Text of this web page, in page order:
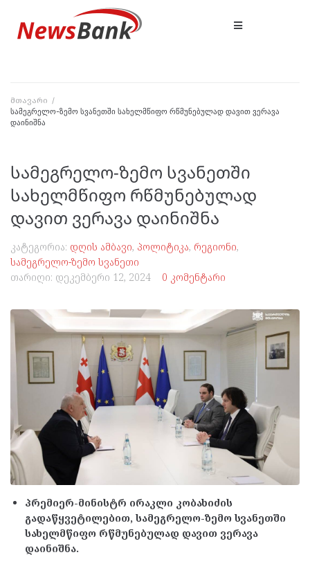
მთავარი /
სამეგრელო-ზემო სვანეთში სახელმწიფო რწმუნებულად დავით ვერავა
დაინიშნა
სამეგრელო-ზემო სვანეთში
სახელმწიფო რწმუნებულად
დავით ვერავა დაინიშნა
კატეგორია: დღის ამბავი, პოლიტიკა, რეგიონი,
სამეგრელო-ზემო სვანეთი
თარიღი: დეკემბერი 12, 2024 0 კომენტარი
პრემიერ-მინისტრ ირაკლი კობახიძის
გადაწყვეტილებით, სამეგრელო-ზემო სვანეთში
სახელმწიფო რწმუნებულად დავით ვერავა
დაინიშნა.